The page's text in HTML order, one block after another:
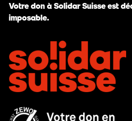
Votre don à Solidar Suisse est
imposable.